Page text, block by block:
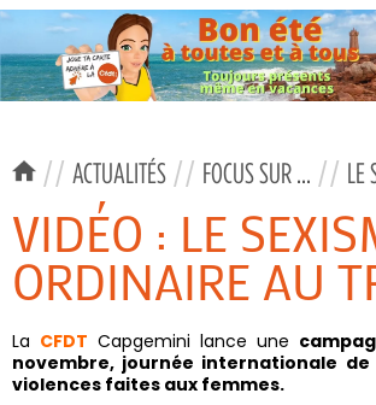
// ACTUALITÉS // FOCUS SUR ... // LE
VIDÉO : LE
ORDINAIRE AU
La CFDT Capgemini lance une
novembre, journée internationale
violences faites aux femmes.